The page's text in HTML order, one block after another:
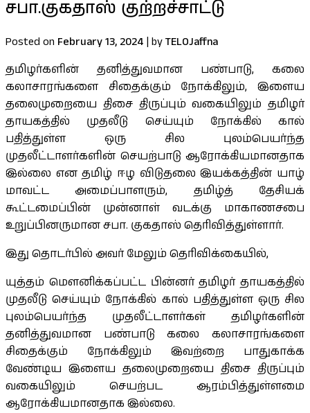
சபா.குகதாஸ் குற்றச்சாட்டு
Posted on February 13, 2024 | byTELOJaffna
தமிழர்களின் தனித்துவமான பண்பாடு, கலை
கலாசாரங்களை சிதைக்கும் நோக்கிலும், இளைய
தலைமுறையை திசை திருப்பும் வகையிலும் தமிழர்
தாயகத்தில் முதலீடு செய்யும் நோக்கில் கால்
பதித்துள்ள ஒரு சில புலம்பெயர்ந்த
முதலீட்டாளர்களின் செயற்பாடு ஆரோக்கியமானதாக
இல்லை என தமிழ் ஈழ விடுதலை இயக்கத்தின் யாழ்
மாவட்ட அமைப்பாளரும், தமிழ்த் தேசியக்
கூட்டமைப்பின் முன்னாள் வடக்கு மாகாணசபை
உறுப்பினருமான சபா. குகதாஸ் தெரிவித்துள்ளார்.
இது தொடர்பில் அவர் மேலும் தெரிவிக்கையில்,
யுத்தம் மௌனிக்கப்பட்ட பின்னர் தமிழர் தாயகத்தில்
முதலீடு செய்யும் நோக்கில் கால் பதித்துள்ள ஒரு சில
புலம்பெயர்ந்த முதலீட்டாளர்கள் தமிழர்களின்
தனித்துவமான பண்பாடு கலை கலாசாரங்களை
சிதைக்கும் நோக்கிலும் இவற்றை பாதுகாக்க
வேண்டிய இளைய தலைமுறையை திசை திருப்பும்
வகையிலும் செயற்பட ஆரம்பித்துள்ளமை
ஆரோக்கியமானதாக இல்லை.